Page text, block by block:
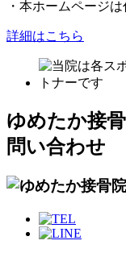
・本ホームページ
詳細はこちら
ゆめたか接
問い合わせ